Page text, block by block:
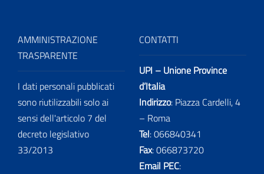
AMMINISTRAZIONE
TRASPARENTE
I dati personali pubblicati
sono riutilizzabili solo ai
sensi dell'articolo 7 del
decreto legislativo
33/2013
CONTATTI
UPI – Unione Province
d’Italia
Indirizzo: Piazza Cardelli, 4
– Roma
Tel:066840341
Fax:066873720
Email PEC: